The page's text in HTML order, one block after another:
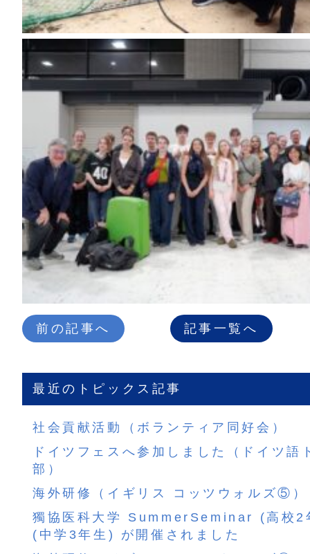
前の記事へ 記事一覧へ
最近のトピックス記事
社会貢献活動（ボランティア同好会）
ドイツフェスへ参加しました（ドイツ語
部）
海外研修（イギリス コッツウォルズ⑤）
獨協医科大学 SummerSeminar (高校2
(中学3年生) が開催されました